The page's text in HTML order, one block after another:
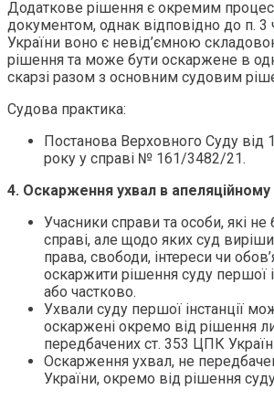
Додаткове рішення є окремим
документом, однак відповідно до п. 3
України воно є невід’ємною
рішення та може бути оскаржене в
скарзі разом з основним судовим
Судова практика:
Постанова Верховного Суду від
року у справі № 161/3482/21.
4. Оскарження ухвал в
Учасники справи та особи, які не
справі, але щодо яких суд
права, свободи, інтереси чи
оскаржити рішення суду першої
або частково.
Ухвали суду першої інстанції
оскаржені окремо від рішення
передбачених ст. 353 ЦПК
Оскарження ухвал, не
України, окремо від рішення